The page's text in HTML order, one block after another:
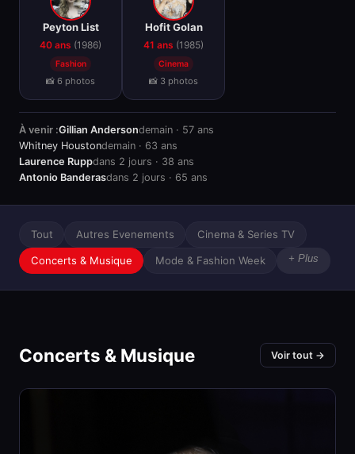
🎂
Peyton List
40 ans (1986)
Fashion
📸 6 photos
🎂
Hofit Golan
41 ans (1985)
Cinema
📸 3 photos
À venir :Gillian Andersondemain · 57 ans
Whitney Houstondemain · 63 ans
Laurence Ruppdans 2 jours · 38 ans
Antonio Banderasdans 2 jours · 65 ans
Tout Autres Evenements Cinema & Series TV
Concerts & Musique Mode & Fashion Week + Plus
Concerts & Musique Voir tout →